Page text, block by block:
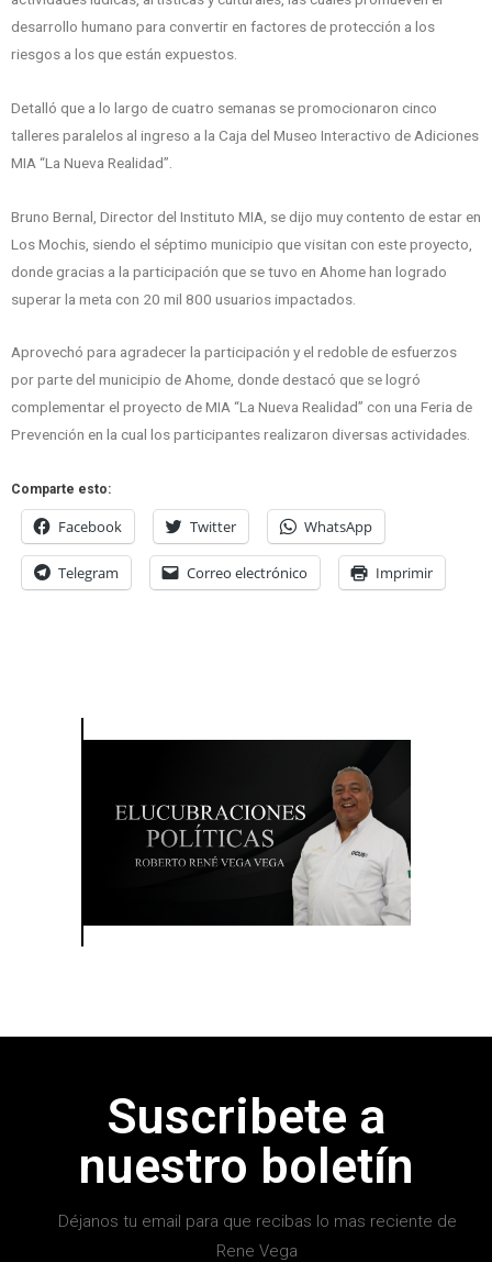
desarrollo humano para convertir en factores de protección a los
riesgos a los que están expuestos.
Detalló que a lo largo de cuatro semanas se promocionaron cinco
talleres paralelos al ingreso a la Caja del Museo Interactivo de Adiciones
MIA “La Nueva Realidad”.
Bruno Bernal, Director del Instituto MIA, se dijo muy contento de estar en
Los Mochis, siendo el séptimo municipio que visitan con este proyecto,
donde gracias a la participación que se tuvo en Ahome han logrado
superar la meta con 20 mil 800 usuarios impactados.
Aprovechó para agradecer la participación y el redoble de esfuerzos
por parte del municipio de Ahome, donde destacó que se logró
complementar el proyecto de MIA “La Nueva Realidad” con una Feria de
Prevención en la cual los participantes realizaron diversas actividades.
Comparte esto:
Facebook Twitter WhatsApp
Telegram Correo electrónico Imprimir
Suscribete a
nuestro boletín
Déjanos tu email para que recibas lo mas reciente de
Rene Vega